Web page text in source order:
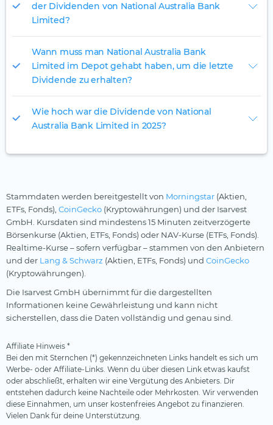
der Dividenden von National Australia Bank
Limited?
Wann muss man National Australia Bank
Limited im Depot gehabt haben, um die letzte
Dividende zu erhalten?
Wie hoch war die Dividende von National
Australia Bank Limited in 2025?
Stammdaten werden bereitgestellt von Morningstar (Aktien,
ETFs, Fonds), CoinGecko (Kryptowährungen) und der Isarvest
GmbH. Kursdaten sind mindestens 15 Minuten zeitverzögerte
Börsenkurse (Aktien, ETFs, Fonds) oder NAV-Kurse (ETFs, Fonds).
Realtime-Kurse – sofern verfügbar – stammen von den Anbietern
und der Lang & Schwarz (Aktien, ETFs, Fonds) und CoinGecko
(Kryptowährungen).
Die Isarvest GmbH übernimmt für die dargestellten
Informationen keine Gewährleistung und kann nicht
sicherstellen, dass die Daten vollständig und genau sind.
Affiliate Hinweis *
Bei den mit Sternchen (*) gekennzeichneten Links handelt es sich um
Werbe- oder Affiliate-Links. Wenn du über diesen Link etwas kaufst
oder abschließt, erhalten wir eine Vergütung des Anbieters. Dir
entstehen dadurch keine Nachteile oder Mehrkosten. Wir verwenden
diese Einnahmen, um unser kostenfreies Angebot zu finanzieren.
Vielen Dank für deine Unterstützung.